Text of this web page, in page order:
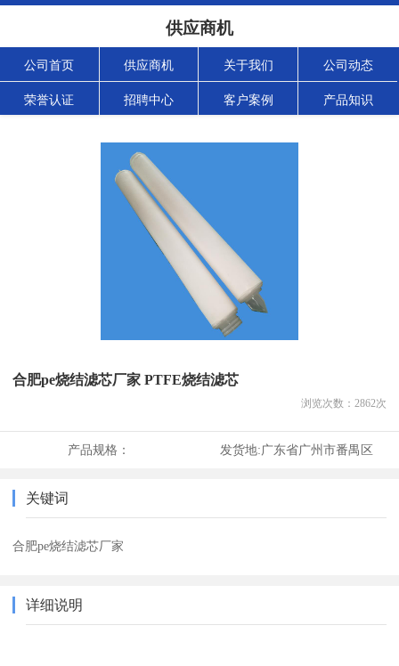
供应商机
公司首页 供应商机 关于我们 公司动态
荣誉认证 招聘中心 客户案例 产品知识
合肥pe烧结滤芯厂家 PTFE烧结滤芯
浏览次数： 2862次
产品规格： 发货地:广东省广州市番禺区
关键词
合肥pe烧结滤芯厂家
详细说明